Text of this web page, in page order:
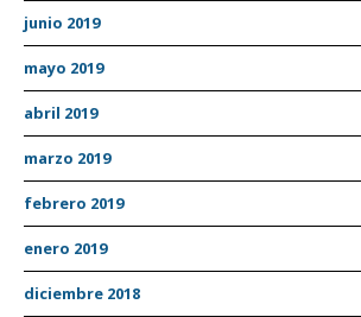
junio 2019
mayo 2019
abril 2019
marzo 2019
febrero 2019
enero 2019
diciembre 2018